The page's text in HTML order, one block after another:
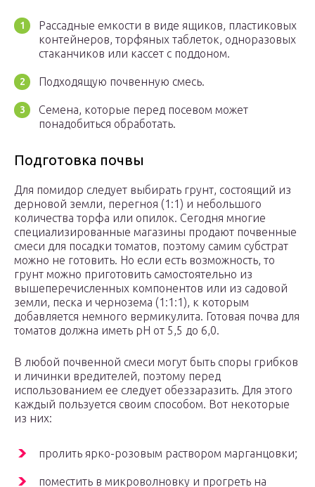
Рассадные емкости в виде ящиков, пластиковых
контейнеров, торфяных таблеток, одноразовых
стаканчиков или кассет с поддоном.
Подходящую почвенную смесь.
Семена, которые перед посевом может
понадобиться обработать.
Подготовка почвы
Для помидор следует выбирать грунт, состоящий из
дерновой земли, перегноя (1:1) и небольшого
количества торфа или опилок. Сегодня многие
специализированные магазины продают почвенные
смеси для посадки томатов, поэтому самим субстрат
можно не готовить. Но если есть возможность, то
грунт можно приготовить самостоятельно из
вышеперечисленных компонентов или из садовой
земли, песка и чернозема (1:1:1), к которым
добавляется немного вермикулита. Готовая почва для
томатов должна иметь рН от 5,5 до 6,0.
В любой почвенной смеси могут быть споры грибков
и личинки вредителей, поэтому перед
использованием ее следует обеззаразить. Для этого
каждый пользуется своим способом. Вот некоторые
из них:
пролить ярко-розовым раствором марганцовки;
поместить в микроволновку и прогреть на